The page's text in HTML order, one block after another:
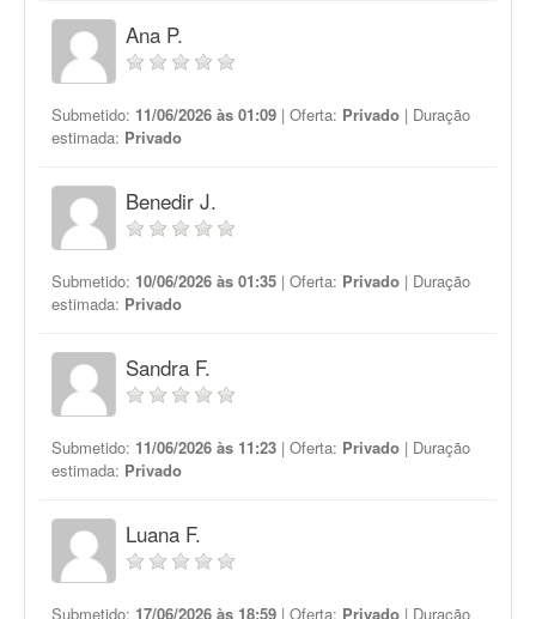
Ana P.
Submetido: 11/06/2026 às 01:09 | Oferta: Privado | Duração
estimada: Privado
Benedir J.
Submetido: 10/06/2026 às 01:35 | Oferta: Privado | Duração
estimada: Privado
Sandra F.
Submetido: 11/06/2026 às 11:23 | Oferta: Privado | Duração
estimada: Privado
Luana F.
Submetido: 17/06/2026 às 18:59 | Oferta: Privado | Duração